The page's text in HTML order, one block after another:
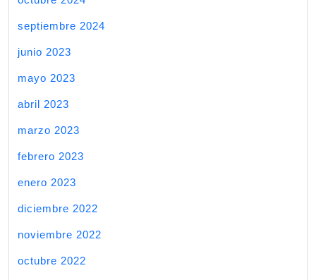
septiembre 2024
junio 2023
mayo 2023
abril 2023
marzo 2023
febrero 2023
enero 2023
diciembre 2022
noviembre 2022
octubre 2022